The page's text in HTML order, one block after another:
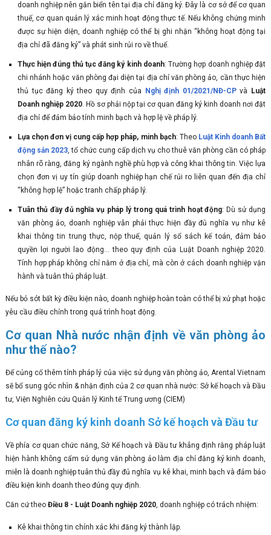
doanh nghiệp nên gắn biển tên tại địa chỉ đăng ký. Đây là cơ sở để cơ quan
thuế, cơ quan quản lý xác minh hoạt động thực tế. Nếu không chứng minh
được sự hiện diện, doanh nghiệp có thể bị ghi nhận “không hoạt động tại
địa chỉ đã đăng ký” và phát sinh rủi ro về thuế.
Thực hiện đúng thủ tục đăng ký kinh doanh: Trường hợp doanh nghiệp đặt
chi nhánh hoặc văn phòng đại diện tại địa chỉ văn phòng ảo, cần thực hiện
thủ tục đăng ký theo quy định của
Nghị định 01/2021/NĐ-CPvà
Luật
Doanh nghiệp 2020. Hồ sơ phải nộp tại cơ quan đăng ký kinh doanh nơi đặt
địa chỉ để đảm bảo tính minh bạch và hợp lệ về pháp lý.
Lựa chọn đơn vị cung cấp hợp pháp, minh bạch: Theo Luật Kinh doanh Bất
động sản 2023, tổ chức cung cấp dịch vụ cho thuê văn phòng cần có pháp
nhân rõ ràng, đăng ký ngành nghề phù hợp và công khai thông tin. Việc lựa
chọn đơn vị uy tín giúp doanh nghiệp hạn chế rủi ro liên quan đến địa chỉ
“không hợp lệ” hoặc tranh chấp pháp lý.
Tuân thủ đầy đủ nghĩa vụ pháp lý trong quá trình hoạt động: Dù sử dụng
văn phòng ảo, doanh nghiệp vẫn phải thực hiện đầy đủ nghĩa vụ như kê
khai thông tin trung thực, nộp thuế, quản lý sổ sách kế toán, đảm bảo
quyền lợi người lao động… theo quy định của Luật Doanh nghiệp 2020.
Tính hợp pháp không chỉ nằm ở địa chỉ, mà còn ở cách doanh nghiệp vận
hành và tuân thủ pháp luật.
Nếu bỏ sót bất kỳ điều kiện nào, doanh nghiệp hoàn toàn có thể bị xử phạt hoặc
yêu cầu điều chỉnh trong quá trình hoạt động.
Cơ quan Nhà nước nhận định về văn phòng ảo
như thế nào?
Để củng cố thêm tính pháp lý của việc sử dụng văn phòng ảo, Arental Vietnam
sẽ bổ sung góc nhìn & nhận định của 2 cơ quan nhà nước: Sở kế hoạch và Đầu
tư, Viện Nghiên cứu Quản lý Kinh tế Trung ương (CIEM)
Cơ quan đăng ký kinh doanh Sở kế hoạch và Đầu tư
Về phía cơ quan chức năng, Sở Kế hoạch và Đầu tư khẳng định rằng pháp luật
hiện hành không cấm sử dụng văn phòng ảo làm địa chỉ đăng ký kinh doanh,
miễn là doanh nghiệp tuân thủ đầy đủ nghĩa vụ kê khai, minh bạch và đảm bảo
điều kiện kinh doanh theo đúng quy định.
Căn cứ theo Điều 8 - Luật Doanh nghiệp 2020, doanh nghiệp có trách nhiệm:
Kê khai thông tin chính xác khi đăng ký thành lập.